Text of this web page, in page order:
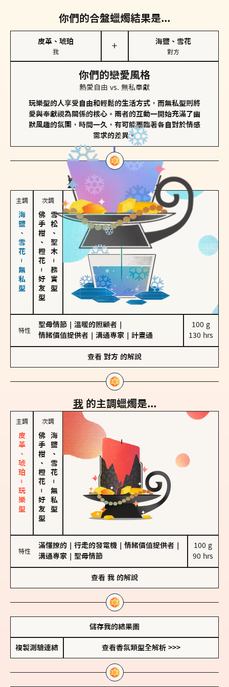
你們的合盤蠟燭結果是...
皮革、琥珀
我
＋
海鹽、雪花
對方
你們的戀愛風格
熱愛自由 vs. 無私奉獻
玩樂型的人享受自由和輕鬆的生活方式，而無私型則將
愛與奉獻視為關係的核心。兩者的互動一開始充滿了幽
默風趣的氛圍，時間一久，有可能面臨著各自對於情感
需求的差異。
對方的主調蠟燭是...
主調
海鹽、雪花－無私型
次調
佛手柑、橙花
－
好友型
雪松、聖木
－
務實型
特性
聖母情節 溫暖的照顧者
情緒價值提供者
溝通專家 計畫通
100 g
130 hrs
查看 對方 的解說
我 的主調蠟燭是...
主調
皮革、琥珀－玩樂型
次調
佛手柑、橙花
－
好友型
海鹽、雪花
－
無私型
特性
滿懂撩的 行走的發電機 情緒價值提供者
溝通專家
聖母情節
100 g
90 hrs
查看 我 的解說
儲存我的結果圖
複製測驗連結 查看香氛類型全解析 >>>